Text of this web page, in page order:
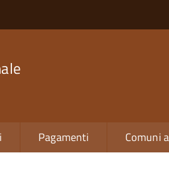
Pagamenti Comuni